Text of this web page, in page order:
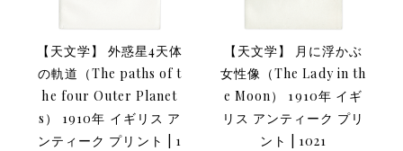
【天文学】 外惑星4天体
の軌道（The paths of t
he four Outer Planet
s） 1910年 イギリス ア
ンティーク プリント | 1
【天文学】 月に浮かぶ
女性像（The Lady in th
e Moon） 1910年 イギ
リス アンティーク プリ
ント | 1021